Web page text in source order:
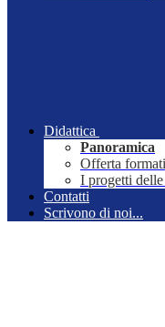
Didattica
Panoramica
Offerta
I progetti delle
Contatti
Scrivono di noi...